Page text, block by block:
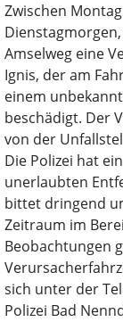
Zwischen
Amselweg eine
Ignis, der am
einem
beschädigt. Der
von der
Die Polizei hat
unerlaubten
bittet dringend
Zeitraum im
Beobachtungen
sich unter der
Polizei Bad